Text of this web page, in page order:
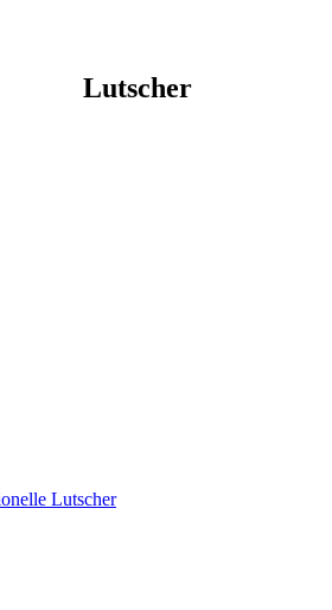
Lutscher
Lutscher